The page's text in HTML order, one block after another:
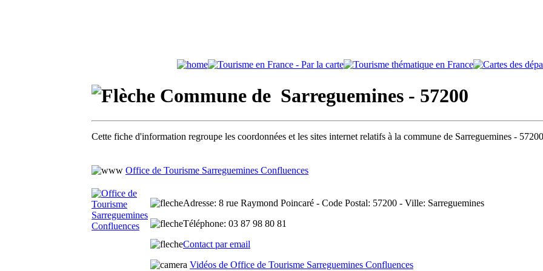
Commune de Sarreguemines - 57200
Cette fiche d'information regroupe les coordonnées et les sites internet relatifs à la commune de Sarreguemines - 57200
Office de Tourisme Sarreguemines Confluences
Adresse: 8 rue Raymond Poincaré - Code Postal: 57200 - Ville: Sarreguemines
Téléphone: 03 87 98 80 81
Contact par email
Vidéos de Office de Tourisme Sarreguemines Confluences